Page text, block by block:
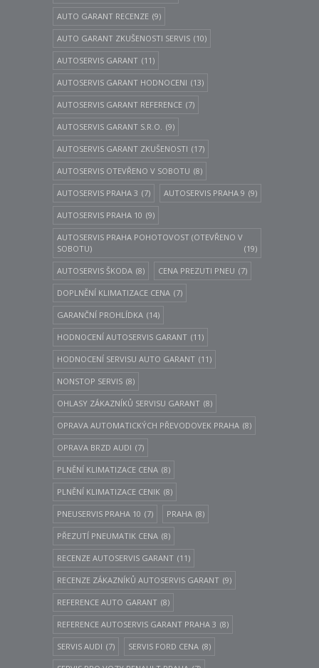
AUTO GARANT RECENZE (9)
AUTO GARANT ZKUŠENOSTI SERVIS (10)
AUTOSERVIS GARANT (11)
AUTOSERVIS GARANT HODNOCENI (13)
AUTOSERVIS GARANT REFERENCE (7)
AUTOSERVIS GARANT S.R.O. (9)
AUTOSERVIS GARANT ZKUŠENOSTI (17)
AUTOSERVIS OTEVŘENO V SOBOTU (8)
AUTOSERVIS PRAHA 3 (7) AUTOSERVIS PRAHA 9 (9)
AUTOSERVIS PRAHA 10 (9)
AUTOSERVIS PRAHA POHOTOVOST (OTEVŘENO V
SOBOTU)
(19)
AUTOSERVIS ŠKODA (8) CENA PREZUTI PNEU (7)
DOPLNĚNÍ KLIMATIZACE CENA (7)
GARANČNÍ PROHLÍDKA (14)
HODNOCENÍ AUTOSERVIS GARANT (11)
HODNOCENÍ SERVISU AUTO GARANT (11)
NONSTOP SERVIS (8)
OHLASY ZÁKAZNÍKŮ SERVISU GARANT (8)
OPRAVA AUTOMATICKÝCH PŘEVODOVEK PRAHA (8)
OPRAVA BRZD AUDI (7)
PLNĚNÍ KLIMATIZACE CENA (8)
PLNĚNÍ KLIMATIZACE CENIK (8)
PNEUSERVIS PRAHA 10 (7) PRAHA (8)
PŘEZUTÍ PNEUMATIK CENA (8)
RECENZE AUTOSERVIS GARANT (11)
RECENZE ZÁKAZNÍKŮ AUTOSERVIS GARANT (9)
REFERENCE AUTO GARANT (8)
REFERENCE AUTOSERVIS GARANT PRAHA 3 (8)
SERVIS AUDI (7) SERVIS FORD CENA (8)